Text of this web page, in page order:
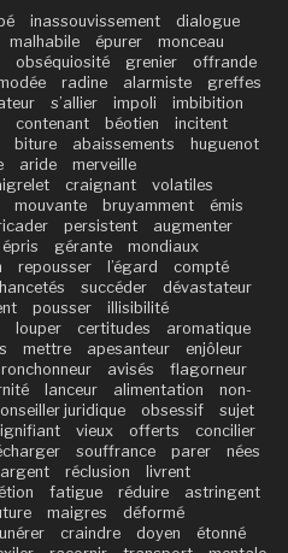
inassouvissement
dialogue
malhabile épurer
monceau
obséquiosité grenier
offrande
radine alarmiste
greffes
s’allier impoli
imbibition
contenant béotien
incitent
biture abaissements
huguenot
aride
merveille
craignant
volatiles
mouvante bruyamment
émis
persistent
augmenter
épris gérante
mondiaux
repousser l’égard
compté
succéder
dévastateur
pousser
illisibilité
louper certitudes
aromatique
mettre apesanteur
enjôleur
ronchonneur avisés
flagorneur
lanceur alimentation
non-
juridique obsessif
sujet
vieux offerts
concilier
souffrance parer
nées
argent réclusion
livrent
fatigue réduire
astringent
maigres
déformé
craindre doyen
étonné